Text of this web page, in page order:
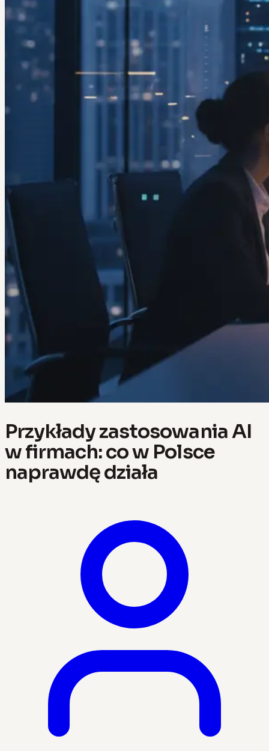
Przykłady zastosowania AI
w firmach: co w Polsce
naprawdę działa